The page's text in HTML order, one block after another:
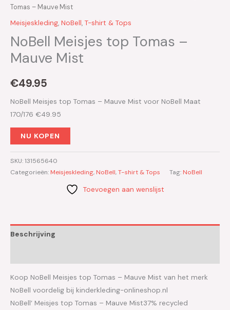
Tomas – Mauve Mist
Meisjeskleding, NoBell, T-shirt & Tops
NoBell Meisjes top Tomas –
Mauve Mist
€49.95
NoBell Meisjes top Tomas – Mauve Mist voor NoBell Maat
170/176 €49.95
NU KOPEN
SKU:131565640
Categorieën: Meisjeskleding, NoBell,T-shirt & Tops Tag: NoBell
Toevoegen aan wenslijst
Beschrijving
Koop NoBell Meisjes top Tomas – Mauve Mist van het merk
NoBell voordelig bij kinderkleding-onlineshop.nl
NoBell’ Meisjes top Tomas – Mauve Mist37% recycled